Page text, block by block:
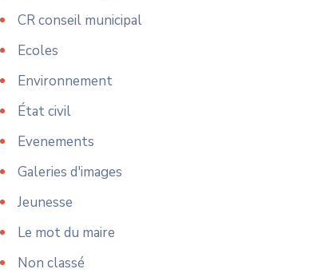
CR conseil municipal
Ecoles
Environnement
État civil
Evenements
Galeries d'images
Jeunesse
Le mot du maire
Non classé